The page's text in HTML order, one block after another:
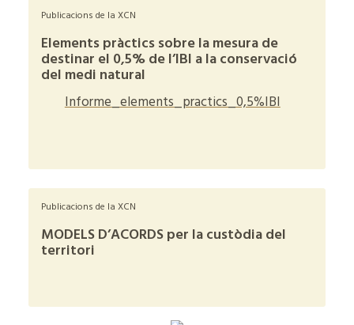
Publicacions de la XCN
Elements pràctics sobre la mesura de
destinar el 0,5% de l’IBI a la conservació
del medi natural
Informe_elements_practics_0,5%IBI
Publicacions de la XCN
MODELS D’ACORDS per la custòdia del
territori